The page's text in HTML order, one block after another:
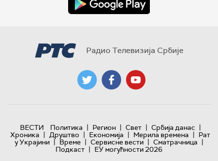
Радио Телевизија Србије
ВЕСТИ Политика | Регион | Свет | Србија данас |
Хроника | Друштво | Економија | Мерила времена | Рат
у Украјини | Време | Сервисне вести | Сматрачница |
Подкаст | ЕУ могућности 2026